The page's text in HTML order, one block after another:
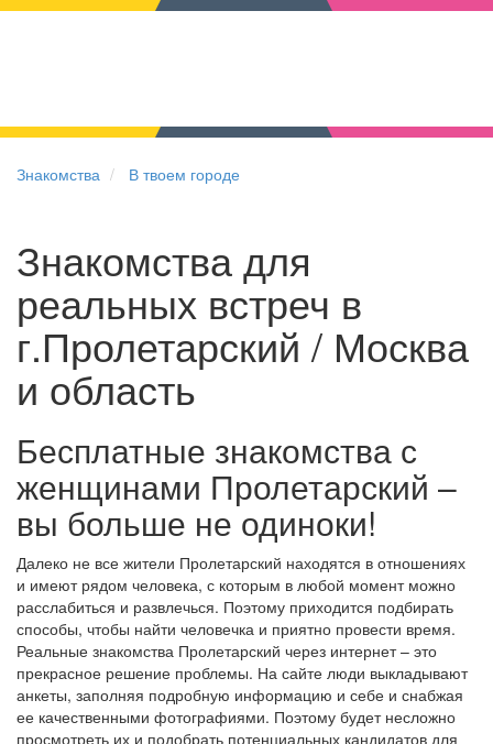
Знакомства В твоем городе
Знакомства для
реальных встреч в
г.Пролетарский / Москва
и область
Бесплатные знакомства с
женщинами Пролетарский –
вы больше не одиноки!
Далеко не все жители Пролетарский находятся в отношениях
и имеют рядом человека, с которым в любой момент можно
расслабиться и развлечься. Поэтому приходится подбирать
способы, чтобы найти человечка и приятно провести время.
Реальные знакомства Пролетарский через интернет – это
прекрасное решение проблемы. На сайте люди выкладывают
анкеты, заполняя подробную информацию и себе и снабжая
ее качественными фотографиями. Поэтому будет несложно
просмотреть их и подобрать потенциальных кандидатов для